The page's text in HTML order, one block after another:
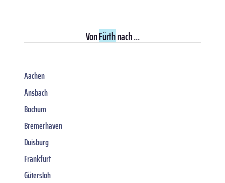
VonFürthnach ...
Aachen
Ansbach
Bochum
Bremerhaven
Duisburg
Frankfurt
Gütersloh